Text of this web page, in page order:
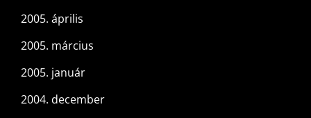
2005. április
2005. március
2005. január
2004. december